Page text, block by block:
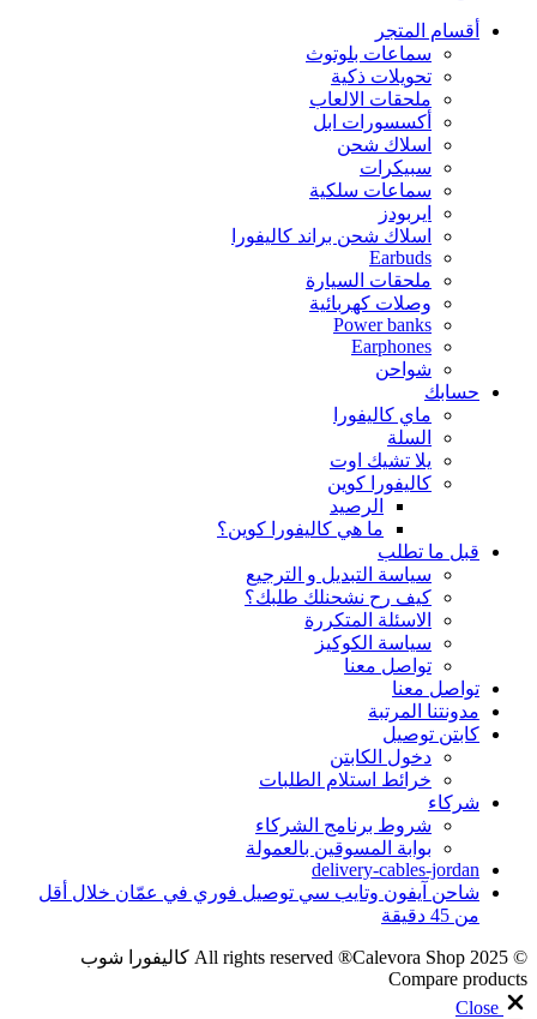
أقسام المتجر
سماعات بلوتوث
تحويلات ذكية
ملحقات الالعاب
أكسسورات ابل
اسلاك شحن
سبيكرات
سماعات سلكية
ايربودز
اسلاك شحن براند كاليفورا
Earbuds
ملحقات السيارة
وصلات كهربائية
Power banks
Earphones
شواحن
حسابك
ماي كاليفورا
السلة
يلا تشيك اوت
كاليفورا كوين
الرصيد
ما هي كاليفورا كوين؟
قبل ما تطلب
سياسة التبديل و الترجيع
كيف رح نشحنلك طلبك؟
الاسئلة المتكررة
سياسة الكوكيز
تواصل معنا
تواصل معنا
مدونتنا المرتبة
كابتن توصيل
دخول الكابتن
خرائط استلام الطلبات
شركاء
شروط برنامج الشركاء
بوابة المسوقين بالعمولة
delivery-cables-jordan
شاحن آيفون وتايب سي توصيل فوري في عمّان خلال أقل
من 45 دقيقة
© 2025 All rights reserved ®Calevora Shop كاليفورا شوب
Compare products
Close